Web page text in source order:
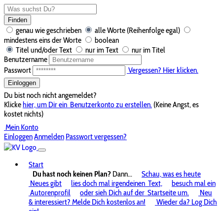
Finden
genau wie geschrieben
alle Worte (Reihenfolge egal)
mindestens eins der Worte
boolean
Titel und/oder Text
nur im Text
nur im Titel
Benutzername
Passwort
Vergessen? Hier klicken.
Einloggen
Du bist noch nicht angemeldet?
Klickehier, um Dir ein Benutzerkonto zu erstellen. (Keine Angst, es
kostet nichts)
Mein Konto
EinloggenAnmelden Passwort vergessen?
Start
Du hast noch keinen Plan? Dann...
Schau, was es heute
Neues gibt
lies doch mal irgendeinen Text,
besuch mal ein
Autorenprofil
oder sieh Dich auf der Startseite um.
Neu
& interessiert? Melde Dich kostenlos an!
Wieder da? Log Dich